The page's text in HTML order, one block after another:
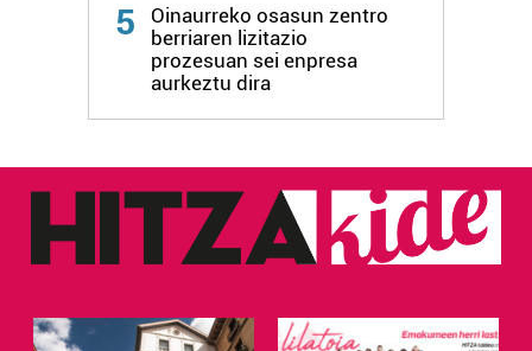
5
Oinaurreko osasun zentro
berriaren lizitazio
prozesuan sei enpresa
aurkeztu dira